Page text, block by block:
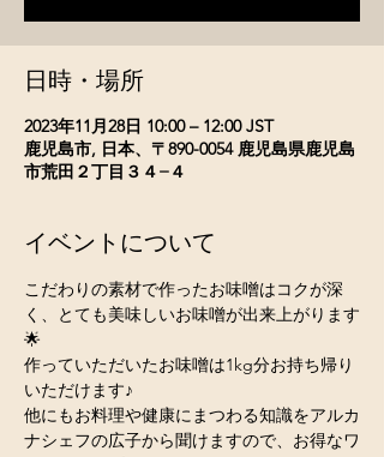
日時・場所
2023年11月28日 10:00 – 12:00 JST
鹿児島市, 日本、〒890-0054 鹿児島県鹿児島
市荒田２丁目３４−４
イベントについて
こだわりの素材で作ったお味噌はコクが深
く、とても美味しいお味噌が出来上がります
🌟
作っていただいたお味噌は1kg分お持ち帰り
いただけます♪
他にもお料理や健康にまつわる知識をアルカ
ナシェフの広子から聞けますので、お得なワ